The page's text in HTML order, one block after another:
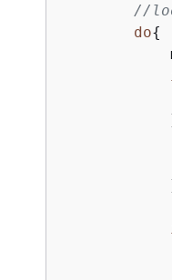
//
do{